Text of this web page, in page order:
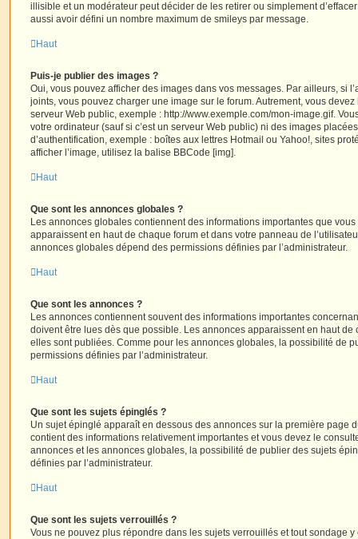
illisible et un modérateur peut décider de les retirer ou simplement
aussi avoir défini un nombre maximum de smileys par message.
Haut
Puis-je publier des images ?
Oui, vous pouvez afficher des images dans vos messages. Par ailleurs, si
joints, vous pouvez charger une image sur le forum. Autrement, vous
serveur Web public, exemple : http://www.exemple.com/mon-image.gif.
votre ordinateur (sauf si c’est un serveur Web public) ni des images
d’authentification, exemple : boîtes aux lettres Hotmail ou Yahoo!, sites
afficher l’image, utilisez la balise BBCode [img].
Haut
Que sont les annonces globales ?
Les annonces globales contiennent des informations importantes que
apparaissent en haut de chaque forum et dans votre panneau de
annonces globales dépend des permissions définies par l’administrateur.
Haut
Que sont les annonces ?
Les annonces contiennent souvent des informations importantes
doivent être lues dès que possible. Les annonces apparaissent en haut
elles sont publiées. Comme pour les annonces globales, la possibilité de
permissions définies par l’administrateur.
Haut
Que sont les sujets épinglés ?
Un sujet épinglé apparaît en dessous des annonces sur la première page
contient des informations relativement importantes et vous devez le
annonces et les annonces globales, la possibilité de publier des sujets
définies par l’administrateur.
Haut
Que sont les sujets verrouillés ?
Vous ne pouvez plus répondre dans les sujets verrouillés et tout sondage